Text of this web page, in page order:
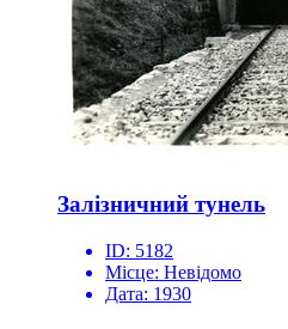
Залізничний тунель
ID: 5182
Місце: Невідомо
Дата: 1930